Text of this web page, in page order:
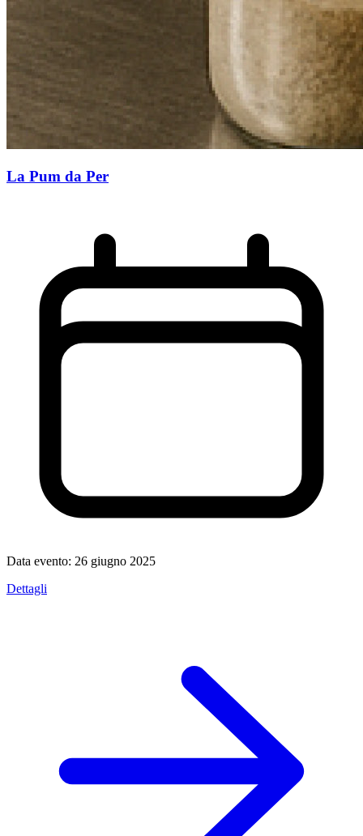
La Pum da Per
Data evento: 26 giugno 2025
Dettagli